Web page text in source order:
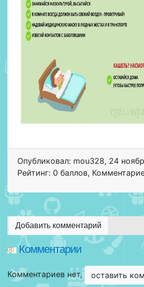
Опубликовал: mou328, 24
Рейтинг: 0 баллов,
Добавить комментарий
Комментарии
Комментариев нет, оставить